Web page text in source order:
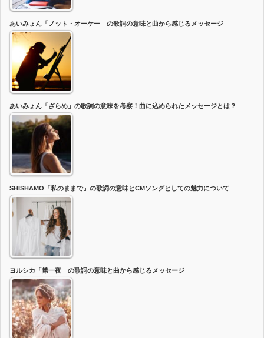
あいみょん「ノット・オーケー」の歌詞の意味と曲から感じるメッセージ
あいみょん「ざらめ」の歌詞の意味を考察！曲に込められたメッセージとは？
SHISHAMO「私のままで」の歌詞の意味とCMソングとしての魅力について
ヨルシカ「第一夜」の歌詞の意味と曲から感じるメッセージ